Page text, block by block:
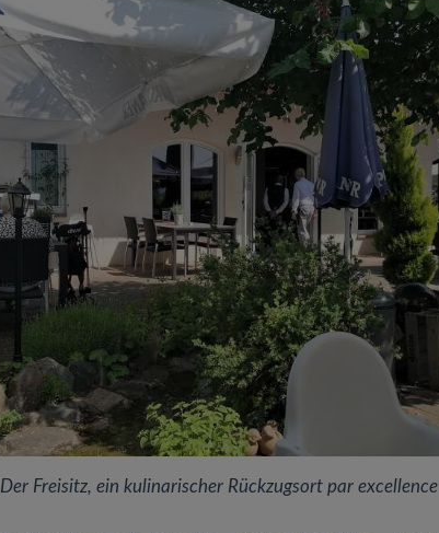
Der Freisitz, ein kulinarischer Rückzugsort par excellence